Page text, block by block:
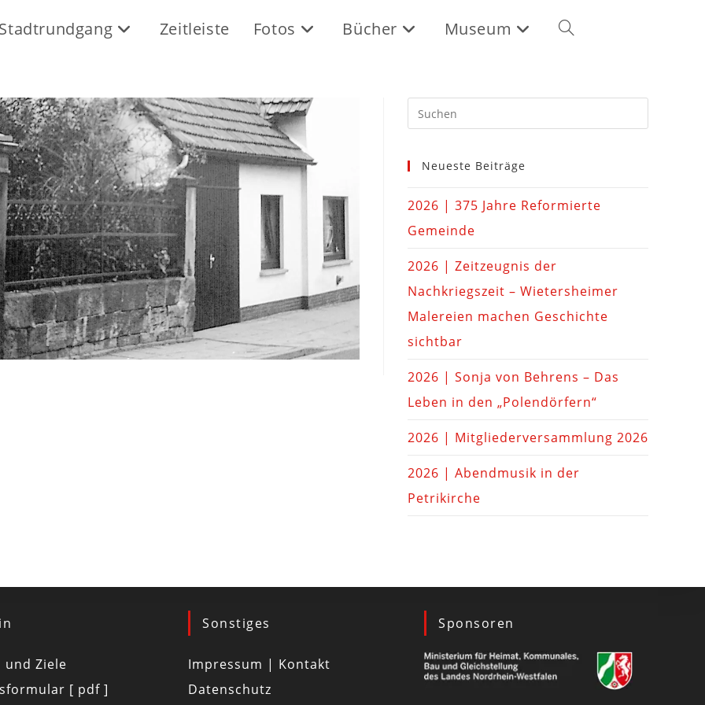
Zeitleiste Fotos Bücher Museum
Neueste Beiträge
2026 | 375 Jahre Reformierte
Gemeinde
2026 | Zeitzeugnis der
Nachkriegszeit – Wietersheimer
Malereien machen Geschichte
sichtbar
2026 | Sonja von Behrens – Das
Leben in den „Polendörfern“
2026 | Mitgliederversammlung 2026
2026 | Abendmusik in der
Petrikirche
und Ziele
[ pdf ]
Sonstiges
Impressum | Kontakt
Datenschutz
Sponsoren